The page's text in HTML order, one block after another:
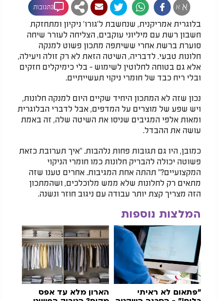
א א 3תגובות
בלוגרית אמריקנית, שנחשבת ל'גורו' ניקיון ומתחזקת
חשבון רשת עם מיליוני עוקבים, הצליחה לעורר שיחה
סוערת ברשת אחרי ששיתפה מתכון פשוט למנקה
חלונות טבעי. לדבריה, השיטה הזאת לא רק זולה ויעילה,
אלא גם בטוחה לחלוטין לשימוש - בלי כימיקלים חזקים
ובלי ריח כבד של חומרי ניקוי תעשייתיים.
נכון שזה לא המתכון היחיד שקיים היום למנקה חלונות,
ויש שפע של מוצרים על המדפים, אבל לדברי הבלוגרית
ומאות אלפי המגיבים שניסו את השיטה שלה, זה באמת
עושה את ההבדל.
כמובן, היו גם תגובות פחות נלהבות. "איך תערובת כזאת
פשוטה יכולה להבריק חלונות כמו חומרי הניקוי
המקצועיים?" תהתה אחת המגיבות. אחרים טענו שזה
מתאים רק לחלונות שלא ממש מלוכלכים, ושהמתכון
הזה מצריך קצת יותר עבודה עם ניגוב חוזר ונשנה.
המלצות נוספות
"פתאום לא ראיתי
הארון מלא עד אפס